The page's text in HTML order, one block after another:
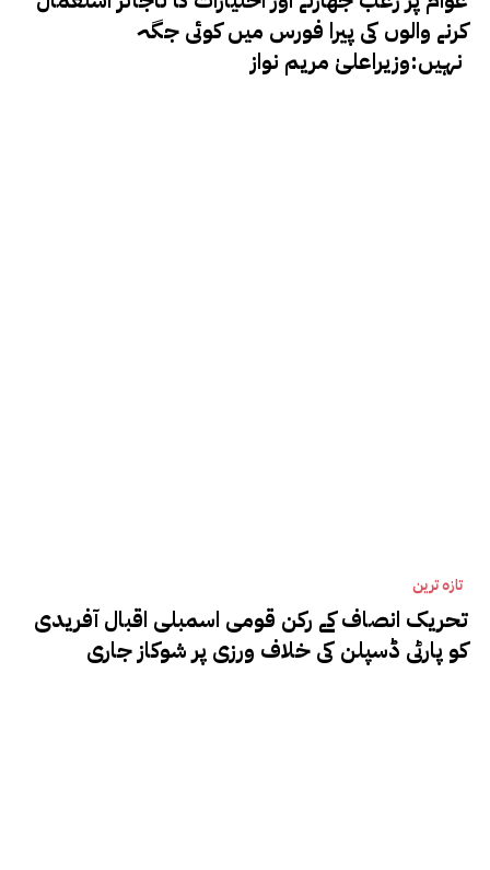
کرنے والوں کی پیرا فورس میں کوئی جگہ
تازہ ترین
تحریک انصاف کے رکن قومی اسمبلی اقبال آفریدی
کو پارٹی ڈسپلن کی خلاف ورزی پر شوکاز جاری